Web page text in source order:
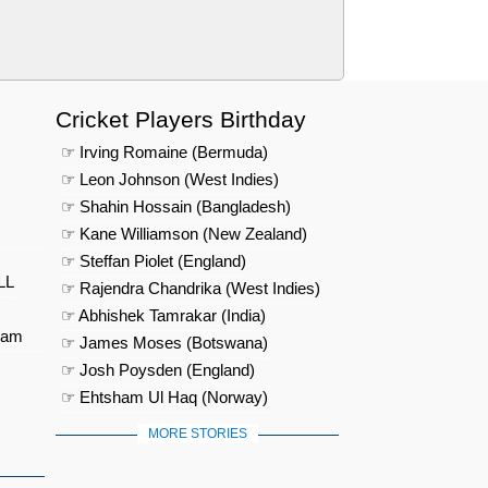
Cricket Players Birthday
☞ Irving Romaine (Bermuda)
☞ Leon Johnson (West Indies)
☞ Shahin Hossain (Bangladesh)
☞ Kane Williamson (New Zealand)
☞ Steffan Piolet (England)
☞ Rajendra Chandrika (West Indies)
☞ Abhishek Tamrakar (India)
☞ James Moses (Botswana)
☞ Josh Poysden (England)
☞ Ehtsham Ul Haq (Norway)
MORE STORIES